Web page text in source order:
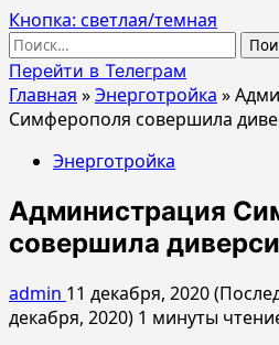
Кнопка: светлая/темная
Найти:
Перейти в Телеграм
Главная »Энерготройка »
Симферополя совершила
Энерготройка
Администрация
совершила
admin 11 декабря, 2020
декабря, 2020) 1 минуты